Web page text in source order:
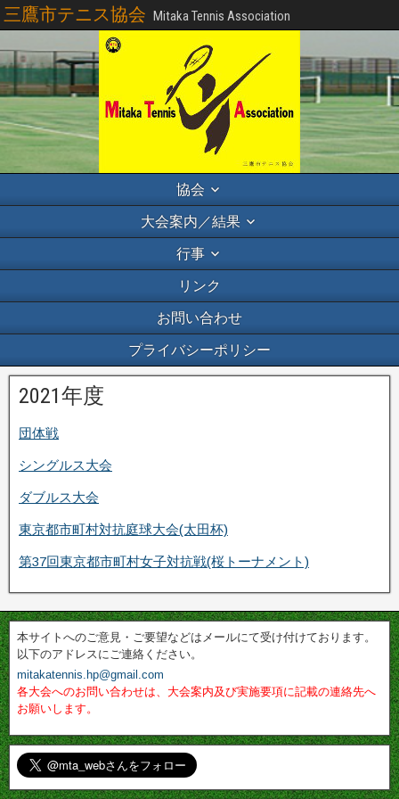
三鷹市テニス協会 Mitaka Tennis Association
協会
大会案内／結果
行事
リンク
お問い合わせ
プライバシーポリシー
2021年度
団体戦
シングルス大会
ダブルス大会
東京都市町村対抗庭球大会(太田杯)
第37回東京都市町村女子対抗戦(桜トーナメント)
本サイトへのご意見・ご要望などはメールにて受け付けております。
以下のアドレスにご連絡ください。
mitakatennis.hp@gmail.com
各大会へのお問い合わせは、大会案内及び実施要項に記載の連絡先へ
お願いします。